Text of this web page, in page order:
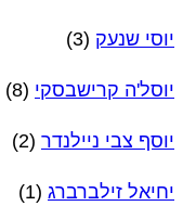
יוסי שנעק (3)
יוסל'ה קרישבסקי (8)
יוסף צבי ניילנדר (2)
יחיאל זילברברג (1)